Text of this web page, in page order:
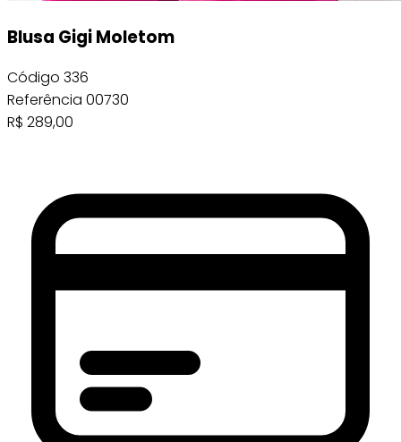
Blusa Gigi Moletom
Código 336
Referência 00730
R$ 289,00